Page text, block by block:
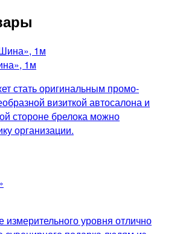
1м
стать оригинальным промо-
визиткой автосалона и
стороне брелока можно
организации.
измерительного уровня отлично